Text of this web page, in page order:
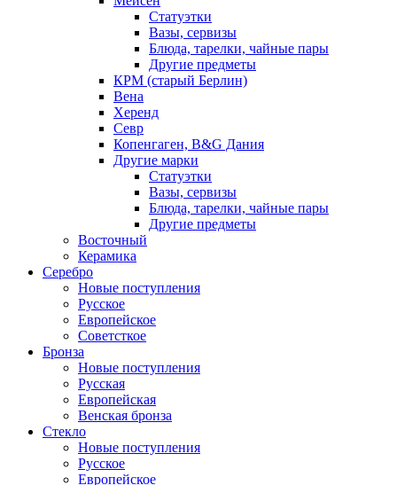
Статуэтки
Вазы, сервизы
Блюда, тарелки, чайные пары
Другие предметы
КРМ (старый Берлин)
Вена
Херенд
Севр
Копенгаген, B&G Дания
Другие марки
Статуэтки
Вазы, сервизы
Блюда, тарелки, чайные пары
Другие предметы
Восточный
Керамика
Серебро
Новые поступления
Русское
Европейское
Советсткое
Бронза
Новые поступления
Русская
Европейская
Венская бронза
Стекло
Новые поступления
Русское
Европейское